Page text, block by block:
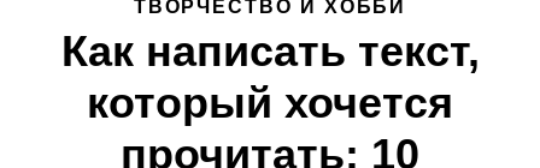
ТВОРЧЕСТВО И ХОББИ
Как написать текст,
который хочется
прочитать: 10